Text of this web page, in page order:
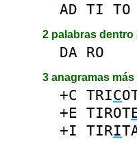
AD TI TO
2 palabras dentro
DA RO
3 anagramas más
+C TRIC
+E TIROT
+I TIRI